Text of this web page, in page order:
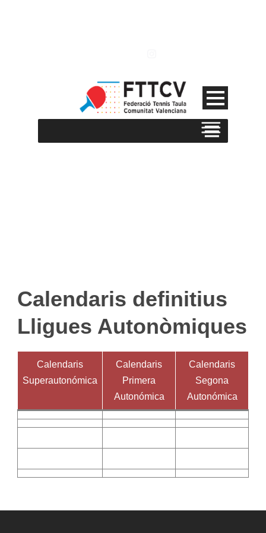
Calendaris definitius
Lligues Autonòmiques
Calendaris
Superautonómica
Calendaris
Primera
Autonómica
Calendaris
Segona
Autonómica